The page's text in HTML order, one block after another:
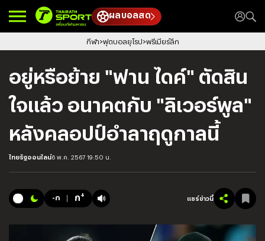
ผลบอลสด
กีฬา ฟุตบอลยุโรป พรีเมียร์ลีก
อยู่หรือย้าย "ฟาน ไดค์" ตัดสิน
ใจแล้ว อนาคตกับ "ลิเวอร์พูล"
หลังคลอปป์อำลาฤดูกาลนี้
ไทยรัฐออนไลน์6 พ.ค. 2567 19:50 น.
-ก ก+ แชร์ข่าวนี้